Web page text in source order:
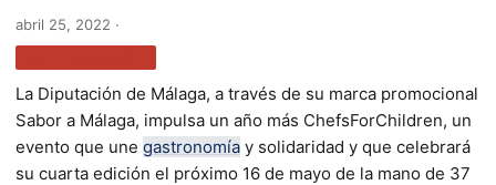
abril 25, 2022 ·
La Diputación de Málaga, a través de su marca promocional
Sabor a Málaga, impulsa un año más ChefsForChildren, un
evento que une gastronomía y solidaridad y que celebrará
su cuarta edición el próximo 16 de mayo de la mano de 37